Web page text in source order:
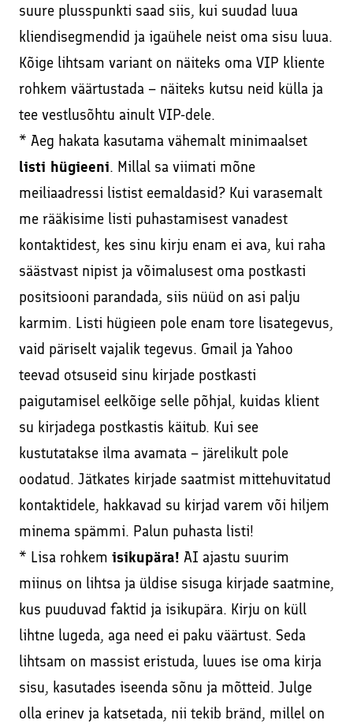
suure plusspunkti saad siis, kui suudad luua
kliendisegmendid ja igaühele neist oma sisu luua.
Kõige lihtsam variant on näiteks oma VIP kliente
rohkem väärtustada – näiteks kutsu neid külla ja
tee vestlusõhtu ainult VIP-dele.
* Aeg hakata kasutama vähemalt minimaalset
listi hügieeni. Millal sa viimati mõne
meiliaadressi listist eemaldasid? Kui varasemalt
me rääkisime listi puhastamisest vanadest
kontaktidest, kes sinu kirju enam ei ava, kui raha
säästvast nipist ja võimalusest oma postkasti
positsiooni parandada, siis nüüd on asi palju
karmim. Listi hügieen pole enam tore lisategevus,
vaid päriselt vajalik tegevus. Gmail ja Yahoo
teevad otsuseid sinu kirjade postkasti
paigutamisel eelkõige selle põhjal, kuidas klient
su kirjadega postkastis käitub. Kui see
kustutatakse ilma avamata – järelikult pole
oodatud. Jätkates kirjade saatmist mittehuvitatud
kontaktidele, hakkavad su kirjad varem või hiljem
minema spämmi. Palun puhasta listi!
* Lisa rohkem isikupära! AI ajastu suurim
miinus on lihtsa ja üldise sisuga kirjade saatmine,
kus puuduvad faktid ja isikupära. Kirju on küll
lihtne lugeda, aga need ei paku väärtust. Seda
lihtsam on massist eristuda, luues ise oma kirja
sisu, kasutades iseenda sõnu ja mõtteid. Julge
olla erinev ja katsetada, nii tekib bränd, millel on